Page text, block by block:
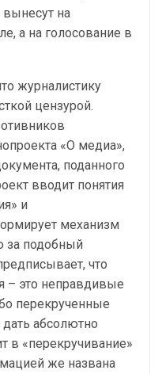
вынесут на
а на голосование в
журналистику
цензурой.
«О медиа»,
поданного
вводит понятия
и
механизм
за подобный
что
– это неправдивые
перекрученные
абсолютно
в «перекручивание»
же названа